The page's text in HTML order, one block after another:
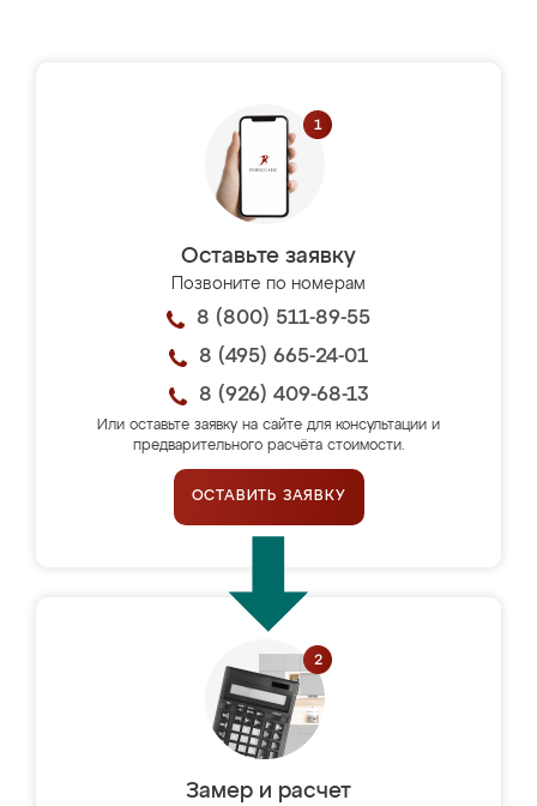
Оставьте заявку
Позвоните по номерам
8 (800) 511-89-55
8 (495) 665-24-01
8 (926) 409-68-13
Или оставьте заявку на сайте для консультации и
предварительного расчёта стоимости.
ОСТАВИТЬ ЗАЯВКУ
Замер и расчет